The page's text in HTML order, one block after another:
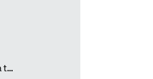
3 cámaras en 1. La MAX lo captura todo.